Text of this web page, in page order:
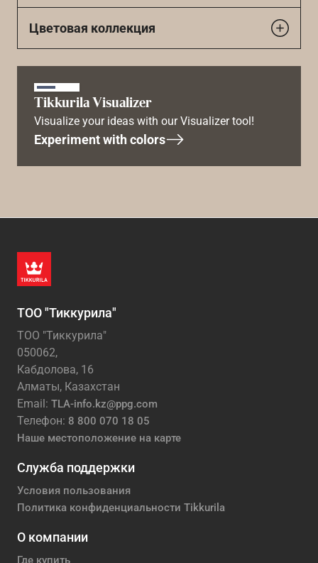
Цветовая коллекция
Tikkurila Visualizer
Visualize your ideas with our Visualizer tool!
Experiment with colors
ТОО "Тиккурила"
ТОО "Тиккурила"
050062,
Кабдолова, 16
Алматы, Казахстан
Email: TLA-info.kz@ppg.com
Телефон: 8 800 070 18 05
Наше местоположение на карте
Служба поддержки
Условия пользования
Политика конфиденциальности Tikkurila
О компании
Где купить